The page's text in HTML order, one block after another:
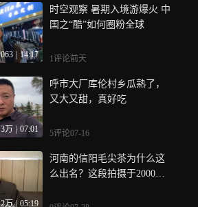
线走访，解码这里从“老工
矿”迈向“新智造”的突围密码
14:17
时空观察 暑期入境游爆火 中
国之“酷”如何圈粉全球
1评论前天
万 07:01
呼市大厂库伦村乡瓜熟了，
又大又甜，真好吃
5评论07-16
万 05:19
河南的信阳毛尖茶为什么这
么出名？这段拍摄于2000年